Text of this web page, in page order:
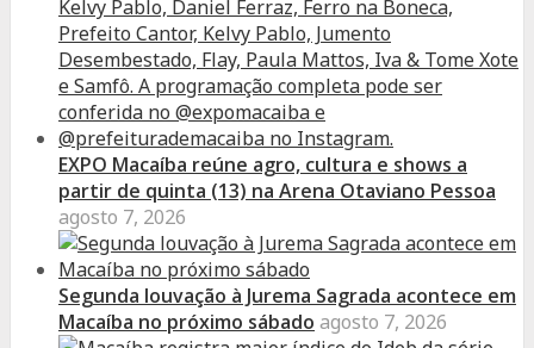
EXPO Macaíba reúne agro, cultura e shows a
partir de quinta (13) na Arena Otaviano Pessoa
agosto 7, 2026
Segunda louvação à Jurema Sagrada acontece em
Macaíba no próximo sábado agosto 7, 2026